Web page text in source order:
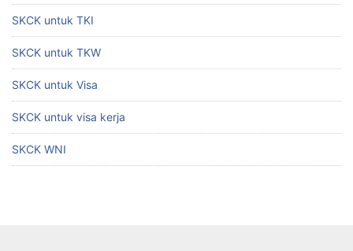
SKCK untuk TKI
SKCK untuk TKW
SKCK untuk Visa
SKCK untuk visa kerja
SKCK WNI